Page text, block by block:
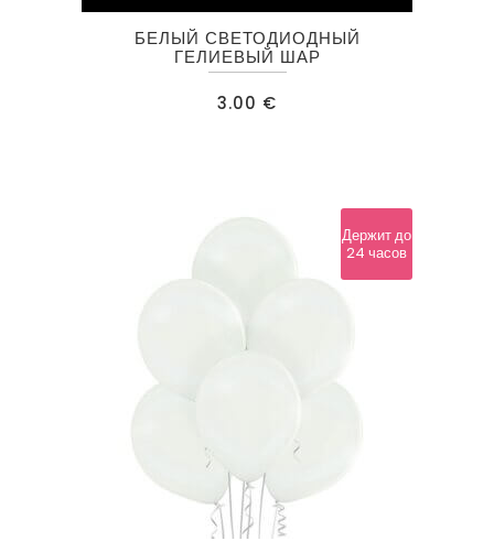
БЕЛЫЙ СВЕТОДИОДНЫЙ
ГЕЛИЕВЫЙ ШАР
3.00 €
Держит до
24 часов